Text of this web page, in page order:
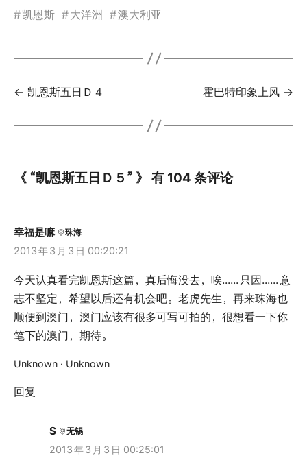
#凯恩斯 #大洋洲 #澳大利亚
← 凯恩斯五日Ｄ４ 霍巴特印象上风 →
《 “凯恩斯五日Ｄ５” 》 有 104 条评论
幸福是嘛 珠海
2013年3 月 3 日 00:20:21
今天认真看完凯恩斯这篇，真后悔没去，唉...... 只因......意
志不坚定，希望以后还有机会吧。老虎先生，再来珠海也
顺便到澳门，澳门应该有很多可写可拍的，很想看一下你
笔下的澳门，期待。
Unknown · Unknown
回复
S 无锡
2013年3 月 3 日 00:25:01